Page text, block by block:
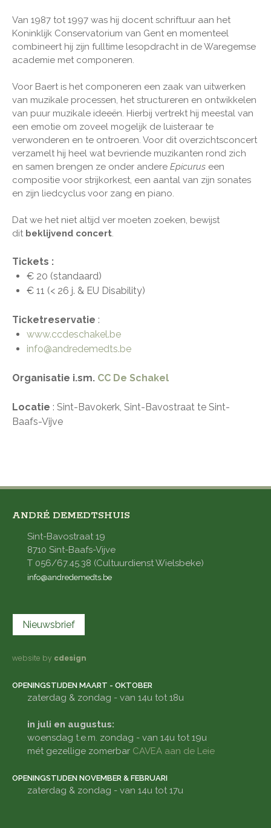
Van 1987 tot 1997 was hij docent schriftuur aan het
Koninklijk Conservatorium van Gent en momenteel
combineert hij zijn fulltime lesopdracht in de Waregemse
academie met componeren.
Voor Baert is het componeren een zaak van uitwerken
van muzikale processen, het structureren en ontwikkelen
van puur muzikale ideeën. Hierbij vertrekt hij meestal van
een emotie om zoveel mogelijk de luisteraar te
verwonderen en te ontroeren. Voor dit overzichtsconcert
verzamelt hij heel wat bevriende muzikanten rond zich
en samen brengen ze onder andere Epicurus een
compositie voor strijkorkest, een aantal van zijn sonates
en zijn liedcyclus voor zang en piano.
Dat we het niet altijd ver moeten zoeken, bewijst
dit beklijvend concert.
Tickets :
€ 20 (standaard)
€ 11 (< 26 j. & EU Disability)
Ticketreservatie :
www.ccdeschakel.be
info@andredemedts.be
Organisatie i.sm. CC De Schakel
Locatie : Sint-Bavokerk, Sint-Bavostraat te Sint-
Baafs-Vijve
ANDRÉ DEMEDTSHUIS
Sint-Bavostraat 19
8710 Sint-Baafs-Vijve
T 056/67.45.38 (Cultuurdienst Wielsbeke)
info@andredemedts.be
Nieuwsbrief
website by cdesign
OPENINGSTIJDEN MAART - OKTOBER
zaterdag & zondag - van 14u tot 18u
in juli en augustus:
woensdag t.e.m. zondag - van 14u tot 19u
mét gezellige zomerbar CAVEA aan de Leie
OPENINGSTIJDEN NOVEMBER & FEBRUARI
zaterdag & zondag - van 14u tot 17u